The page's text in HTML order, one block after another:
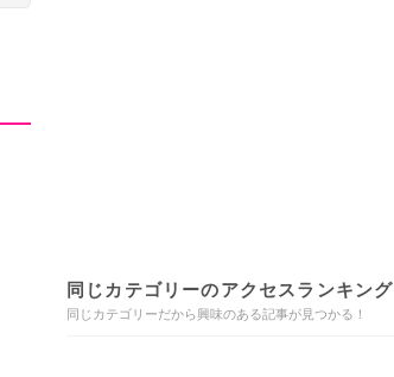
同じカテゴリーのアクセスランキング
同じカテゴリーだから興味のある記事が見つかる！